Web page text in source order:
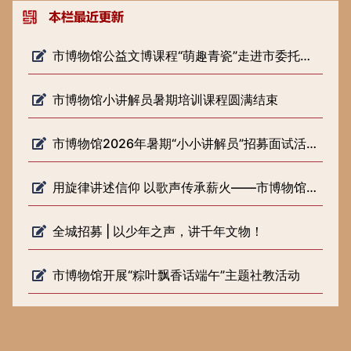
市博物馆公益文博课程“萌趣青瓷”走进市委托管课堂
市博物馆小讲解员暑期培训课程圆满结束
市博物馆2026年暑期“小小讲解员”招募面试活动圆满落幕
用旋律讲述信仰 以歌声传承薪火——市博物馆开展《歌声里的长征路》 微宣讲活动
全城招募 | 以少年之声，讲千年文物！
市博物馆开展“粽叶飘香话端午”主题社教活动